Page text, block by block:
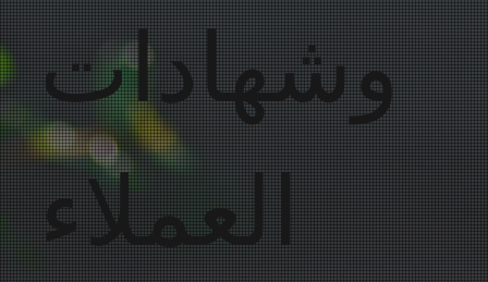
وشهادات
العملاء